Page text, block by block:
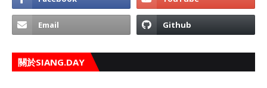
關於SIANG.DAY